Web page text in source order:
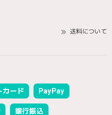
送料について
カード PayPay
銀行振込